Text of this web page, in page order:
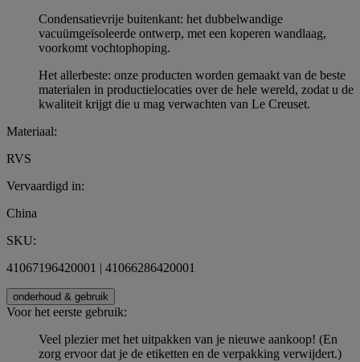
Condensatievrije buitenkant: het dubbelwandige
vacuümgeïsoleerde ontwerp, met een koperen wandlaag,
voorkomt vochtophoping.
Het allerbeste: onze producten worden gemaakt van de beste
materialen in productielocaties over de hele wereld, zodat u de
kwaliteit krijgt die u mag verwachten van Le Creuset.
Materiaal:
RVS
Vervaardigd in:
China
SKU:
41067196420001 | 41066286420001
onderhoud & gebruik
Voor het eerste gebruik:
Veel plezier met het uitpakken van je nieuwe aankoop! (En
zorg ervoor dat je de etiketten en de verpakking verwijdert.)